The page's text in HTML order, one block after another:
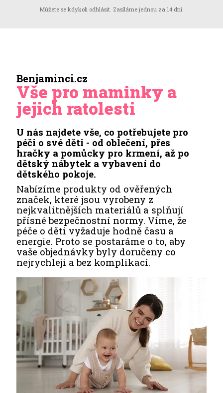
Můžete se kdykoli odhlásit. Zasíláme jednou za 14 dní.
Benjaminci.cz
Vše pro maminky a
jejich ratolesti
U nás najdete vše, co potřebujete pro
péči o své děti - od oblečení, přes
hračky a pomůcky pro krmení, až po
dětský nábytek a vybavení do
dětského pokoje.
Nabízíme produkty od ověřených
značek, které jsou vyrobeny z
nejkvalitnějších materiálů a splňují
přísné bezpečnostní normy. Víme, že
péče o děti vyžaduje hodně času a
energie. Proto se postaráme o to, aby
vaše objednávky byly doručeny co
nejrychleji a bez komplikací.